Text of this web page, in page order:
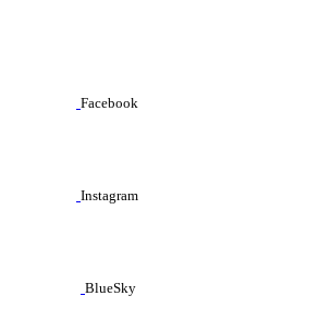
Facebook
Instagram
BlueSky